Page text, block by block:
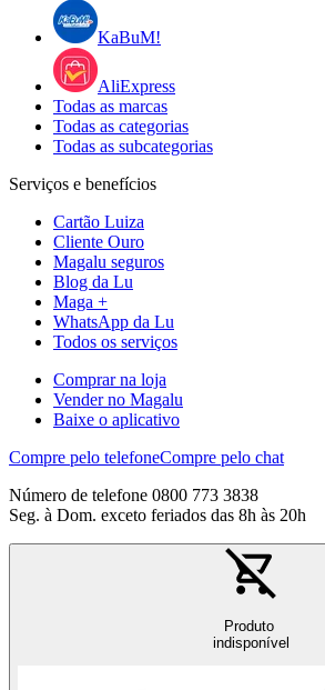
KaBuM!
AliExpress
Todas as marcas
Todas as categorias
Todas as subcategorias
Serviços e benefícios
Cartão Luiza
Cliente Ouro
Magalu seguros
Blog da Lu
Maga +
WhatsApp da Lu
Todos os serviços
Comprar na loja
Vender no Magalu
Baixe o aplicativo
Compre pelo telefoneCompre pelo chat
Número de telefone 0800 773 3838
Seg. à Dom. exceto feriados das 8h às 20h
Produto
indisponível